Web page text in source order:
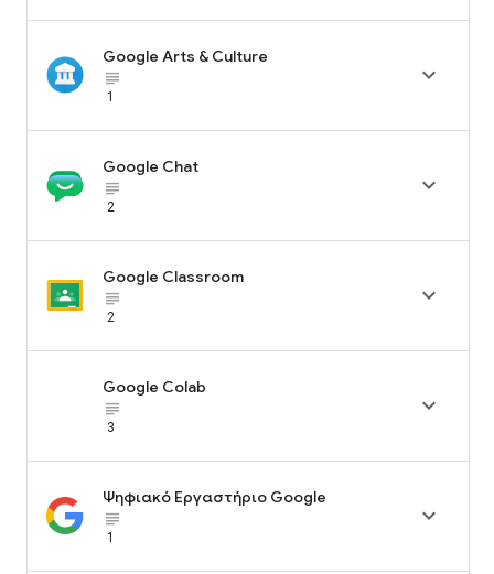
Google Arts & Culture
subject_black
1

Google Chat
subject_black
2

Google Classroom
subject_black
2

Google Colab
subject_black
3

Ψηφιακό Εργαστήριο Google
subject_black
1
